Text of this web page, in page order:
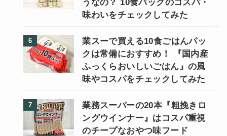
うなの？ 10食パックのコスパ・
味わいをチェックしてみた
業スーで買える10食ごはんパッ
クは常備におすすめ！ 『国内産
ふっくらおいしいごはん』の風
味やコスパをチェックしてみた
業務スーパーの20本『粗挽きロ
ングウインナー』はコスパ重視
のチープなおやつ味フード